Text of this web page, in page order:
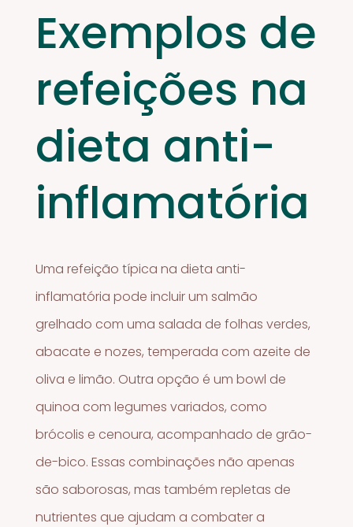
Exemplos de
refeições na
dieta anti-
inflamatória
Uma refeição típica na dieta anti-
inflamatória pode incluir um salmão
grelhado com uma salada de folhas verdes,
abacate e nozes, temperada com azeite de
oliva e limão. Outra opção é um bowl de
quinoa com legumes variados, como
brócolis e cenoura, acompanhado de grão-
de-bico. Essas combinações não apenas
são saborosas, mas também repletas de
nutrientes que ajudam a combater a